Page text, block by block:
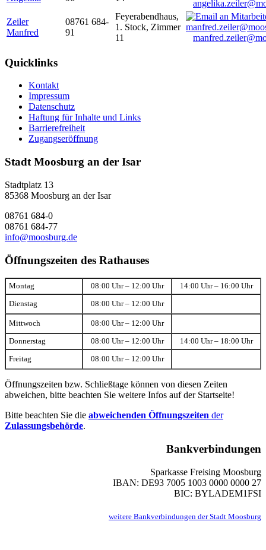
Zeiler
Manfred
08761 684-
91
Feyerabendhaus,
1. Stock, Zimmer
11
Quicklinks
Kontakt
Impressum
Datenschutz
Haftung für Inhalte und Links
Barrierefreiheit
Zugangseröffnung
Stadt Moosburg an der Isar
Stadtplatz 13
85368 Moosburg an der Isar
08761 684-0
08761 684-77
info@moosburg.de
Öffnungszeiten des Rathauses
Montag 08:00 Uhr – 12:00 Uhr 14:00 Uhr – 16:00 Uhr
Dienstag 08:00 Uhr – 12:00 Uhr
Mittwoch 08:00 Uhr – 12:00 Uhr
Donnerstag 08:00 Uhr – 12:00 Uhr 14:00 Uhr – 18:00 Uhr
Freitag 08:00 Uhr – 12:00 Uhr
Öffnungszeiten bzw. Schließtage können von diesen Zeiten
abweichen, bitte beachten Sie weitere Infos auf der Startseite!
Bitte beachten Sie die abweichenden Öffnungszeiten der
Zulassungsbehörde.
Bankverbindungen
Sparkasse Freising Moosburg
IBAN: DE93 7005 1003 0000 0000 27
BIC: BYLADEM1FSI
weitere Bankverbindungen der Stadt Moosburg